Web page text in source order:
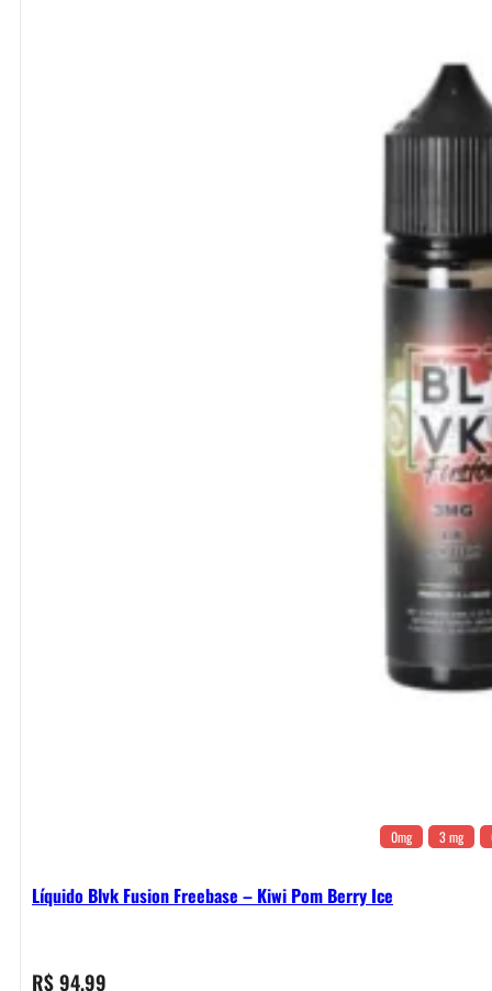
0mg 3 mg
Líquido Blvk Fusion Freebase – Kiwi Pom Berry Ice
R$94,99